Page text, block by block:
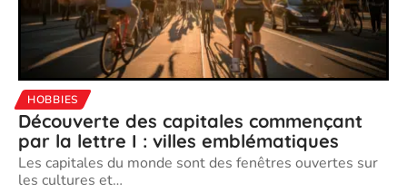
HOBBIES
Découverte des capitales commençant
par la lettre I : villes emblématiques
Les capitales du monde sont des fenêtres ouvertes sur
les cultures et…